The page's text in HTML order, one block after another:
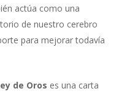
actúa como una
de nuestro cerebro
para mejorar todavía
de Oros es una carta